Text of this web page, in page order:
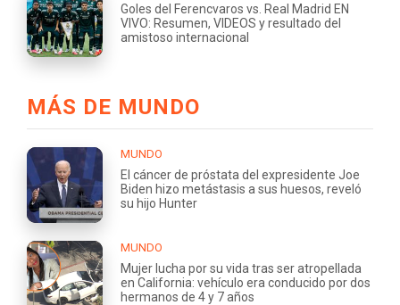
Goles del Ferencvaros vs. Real Madrid EN
VIVO: Resumen, VIDEOS y resultado del
amistoso internacional
MÁS DE MUNDO
MUNDO
El cáncer de próstata del expresidente Joe
Biden hizo metástasis a sus huesos, reveló
su hijo Hunter
MUNDO
Mujer lucha por su vida tras ser atropellada
en California: vehículo era conducido por dos
hermanos de 4 y 7 años